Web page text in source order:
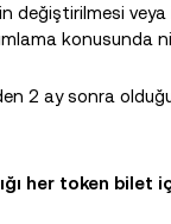
değiştirilmesi
konusunda
2 ay sonra
her token bilet